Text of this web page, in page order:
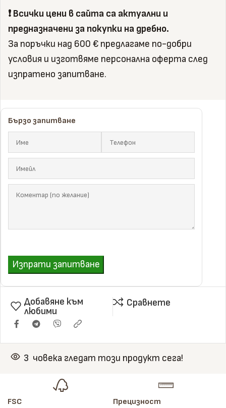
❗️ Всички цени в сайта са актуални и
предназначени за покупки на дребно.
За поръчки над 600 € предлагаме по-добри
условия и изготвяме персонална оферта след
изпратено запитване.
Бързо запитване
Изпрати запитване
Добавяне към
любими
Сравнете
3 човека гледат този продукт сега!
FSC Прецизност